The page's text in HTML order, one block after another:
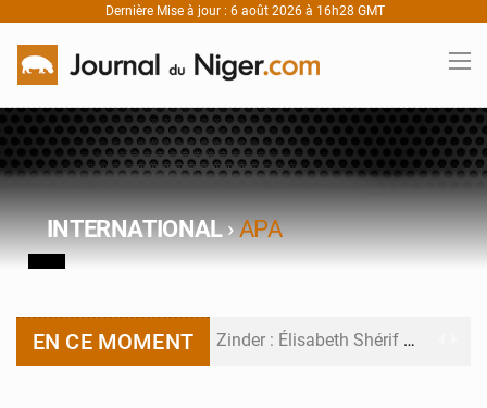
Dernière Mise à jour : 6 août 2026 à 16h28 GMT
INTERNATIONAL›APA
EN CE MOMENT Zinder : Élisabeth Shérif visite l’école Birni Garçon